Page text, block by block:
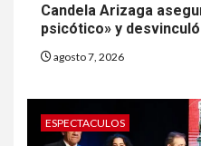
Candela Arizaga
psicótico» y
agosto 7, 2026
ESPECTACULOS